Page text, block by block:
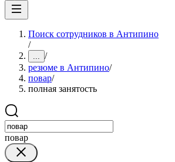
Поиск сотрудников в Антипино
/
... /
резюме в Антипино/
повар/
полная занятость
повар